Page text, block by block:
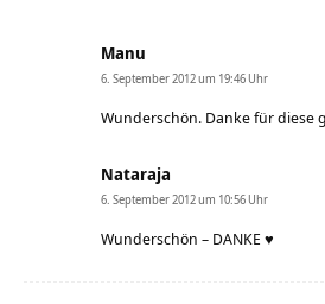
Manu
6. September 2012 um 19:46 Uhr
Wunderschön. Danke für diese
Nataraja
6. September 2012 um 10:56 Uhr
Wunderschön – DANKE ♥